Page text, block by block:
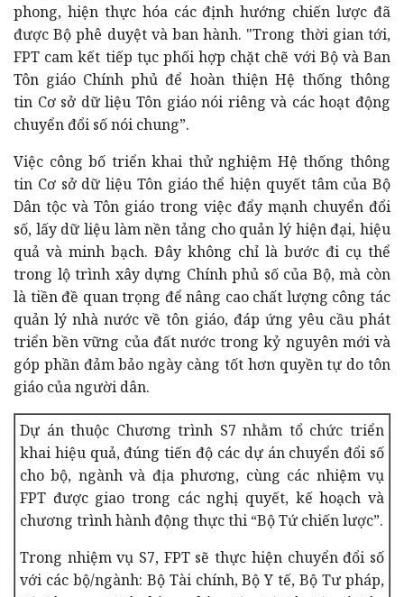
phong, hiện thực hóa các định hướng chiến lược đã
được Bộ phê duyệt và ban hành. "Trong thời gian tới,
FPT cam kết tiếp tục phối hợp chặt chẽ với Bộ và Ban
Tôn giáo Chính phủ để hoàn thiện Hệ thống thông
tin Cơ sở dữ liệu Tôn giáo nói riêng và các hoạt động
chuyển đổi số nói chung”.
Việc công bố triển khai thử nghiệm Hệ thống thông
tin Cơ sở dữ liệu Tôn giáo thể hiện quyết tâm của Bộ
Dân tộc và Tôn giáo trong việc đẩy mạnh chuyển đổi
số, lấy dữ liệu làm nền tảng cho quản lý hiện đại, hiệu
quả và minh bạch. Đây không chỉ là bước đi cụ thể
trong lộ trình xây dựng Chính phủ số của Bộ, mà còn
là tiền đề quan trọng để nâng cao chất lượng công tác
quản lý nhà nước về tôn giáo, đáp ứng yêu cầu phát
triển bền vững của đất nước trong kỷ nguyên mới và
góp phần đảm bảo ngày càng tốt hơn quyền tự do tôn
giáo của người dân.
Dự án thuộc Chương trình S7 nhằm tổ chức triển
khai hiệu quả, đúng tiến độ các dự án chuyển đổi số
cho bộ, ngành và địa phương, cùng các nhiệm vụ
FPT được giao trong các nghị quyết, kế hoạch và
chương trình hành động thực thi “Bộ Tứ chiến lược”.
Trong nhiệm vụ S7, FPT sẽ thực hiện chuyển đổi số
với các bộ/ngành: Bộ Tài chính, Bộ Y tế, Bộ Tư pháp,